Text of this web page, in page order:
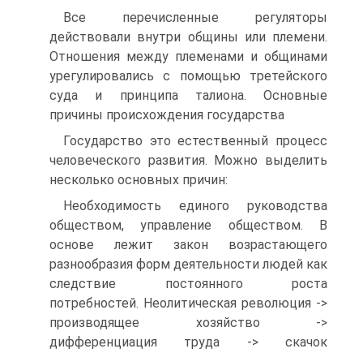
Все перечисленные регуляторы
действовали внутри общины или племени.
Отношения между племенами и общинами
урегулировались с помощью третейского
суда и принципа талиона. Основные
причины происхождения государства
Государство это естественный процесс
человеческого развития. Можно выделить
несколько основных причин:
Необходимость единого руководства
обществом, управление обществом. В
основе лежит закон возрастающего
разнообразия форм деятельности людей как
следствие постоянного роста
потребностей. Неолитическая революция ->
производящее хозяйство ->
дифференциация труда -> скачок